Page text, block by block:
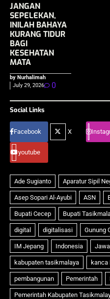
JANGAN
SEPELEKAN,
INILAH BAHAYA
KURANG TIDUR
BAGI
KESEHATAN
MATA
by Nurhalimah
July 29, 2026
0
Social Links
Facebook X
youtube